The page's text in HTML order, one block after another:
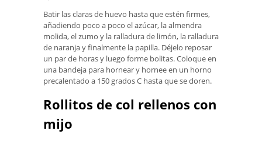
Batir las claras de huevo hasta que estén firmes,
añadiendo poco a poco el azúcar, la almendra
molida, el zumo y la ralladura de limón, la ralladura
de naranja y finalmente la papilla. Déjelo reposar
un par de horas y luego forme bolitas. Coloque en
una bandeja para hornear y hornee en un horno
precalentado a 150 grados C hasta que se doren.
Rollitos de col rellenos con
mijo